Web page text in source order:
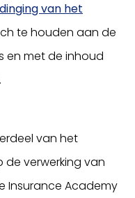
van het
te houden aan de
en met de inhoud
van het
de verwerking van
Insurance Academy